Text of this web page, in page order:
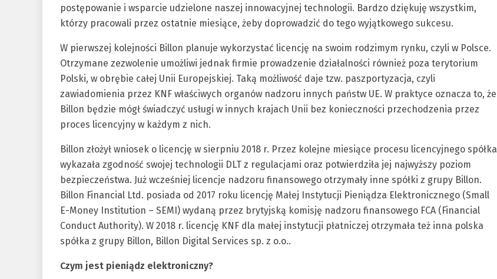
postępowanie i wsparcie udzielone naszej innowacyjnej technologii. Bardzo dziękuję wszystkim,
którzy pracowali przez ostatnie miesiące, żeby doprowadzić do tego wyjątkowego sukcesu.
W pierwszej kolejności Billon planuje wykorzystać licencję na swoim rodzimym rynku, czyli w Polsce.
Otrzymane zezwolenie umożliwi jednak firmie prowadzenie działalności również poza terytorium
Polski, w obrębie całej Unii Europejskiej. Taką możliwość daje tzw. paszportyzacja, czyli
zawiadomienia przez KNF właściwych organów nadzoru innych państw UE. W praktyce oznacza to, że
Billon będzie mógł świadczyć usługi w innych krajach Unii bez konieczności przechodzenia przez
proces licencyjny w każdym z nich.
Billon złożył wniosek o licencję w sierpniu 2018 r. Przez kolejne miesiące procesu licencyjnego spółka
wykazała zgodność swojej technologii DLT z regulacjami oraz potwierdziła jej najwyższy poziom
bezpieczeństwa. Już wcześniej licencje nadzoru finansowego otrzymały inne spółki z grupy Billon.
Billon Financial Ltd. posiada od 2017 roku licencję Małej Instytucji Pieniądza Elektronicznego (Small
E-Money Institution – SEMI) wydaną przez brytyjską komisję nadzoru finansowego FCA (Financial
Conduct Authority). W 2018 r. licencję KNF dla małej instytucji płatniczej otrzymała też inna polska
spółka z grupy Billon, Billon Digital Services sp. z o.o..
Czym jest pieniądz elektroniczny?